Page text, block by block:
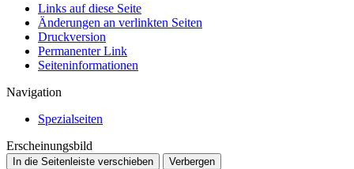
Links auf diese Seite
Änderungen an verlinkten Seiten
Druckversion
Permanenter Link
Seiten­­informationen
Navigation
Spezialseiten
Erscheinungsbild
In die Seitenleiste verschieben Verbergen